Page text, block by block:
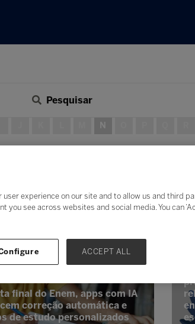
Pesquisar
N
final do Enem, apps com IA
correção automática e
de estudo personalizados
user experience on our site and to allow us and third
see across websites and social media. You can
ACCEPT ALL